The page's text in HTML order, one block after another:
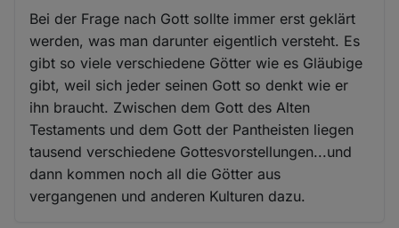
Bei der Frage nach Gott sollte immer erst geklärt
werden, was man darunter eigentlich versteht. Es
gibt so viele verschiedene Götter wie es Gläubige
gibt, weil sich jeder seinen Gott so denkt wie er
ihn braucht. Zwischen dem Gott des Alten
Testaments und dem Gott der Pantheisten liegen
tausend verschiedene Gottesvorstellungen...und
dann kommen noch all die Götter aus
vergangenen und anderen Kulturen dazu.